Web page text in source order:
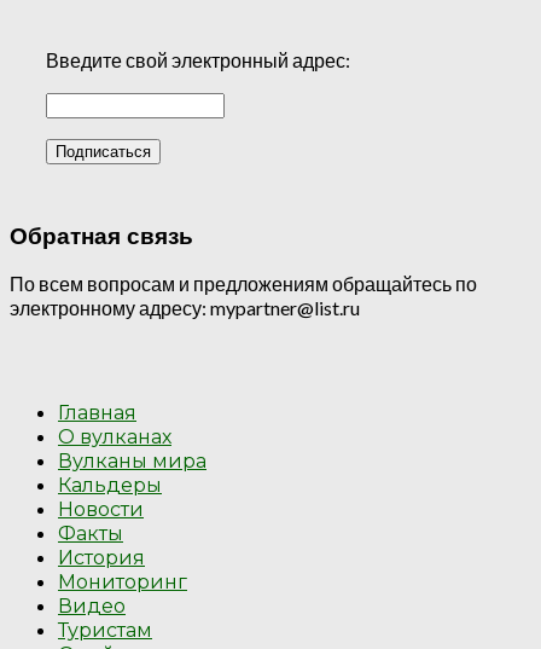
Введите свой электронный адрес:
Обратная связь
По всем вопросам и предложениям обращайтесь по
электронному адресу: mypartner@list.ru
Главная
О вулканах
Вулканы мира
Кальдеры
Новости
Факты
История
Мониторинг
Видео
Туристам